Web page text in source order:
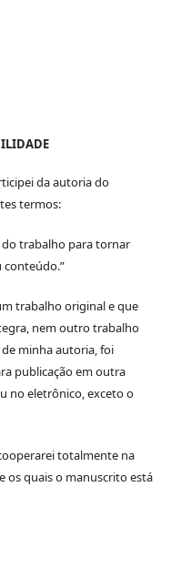
da autoria do
termos:
trabalho para tornar
conteúdo.”
trabalho original e que
nem outro trabalho
minha autoria, foi
publicação em outra
no eletrônico, exceto o
totalmente na
os quais o manuscrito está